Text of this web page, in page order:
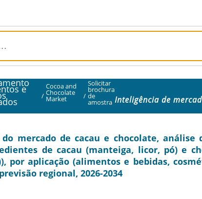
e
/
Cocoa and
Chocolate
Market /
Solicitar
brochura
de
amostra Inteligência de
do mercado de cacau e chocolate,
de cacau (manteiga, licor, pó) e
por aplicação (alimentos e bebidas,
regional, 2026-2034